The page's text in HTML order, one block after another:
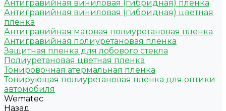
Антигравийная виниловая (гибридная) пленка
Антигравийная виниловая (гибридная) цветная
пленка
Антигравийная матовая полиуретановая пленка
Антигравийная полиуретановая пленка
Защитная пленка для лобового стекла
Полиуретановая цветная пленка
Тонировочная атермальная пленка
Тонирующая полиуретановая пленка для оптики
автомобиля
Wematec
Назад